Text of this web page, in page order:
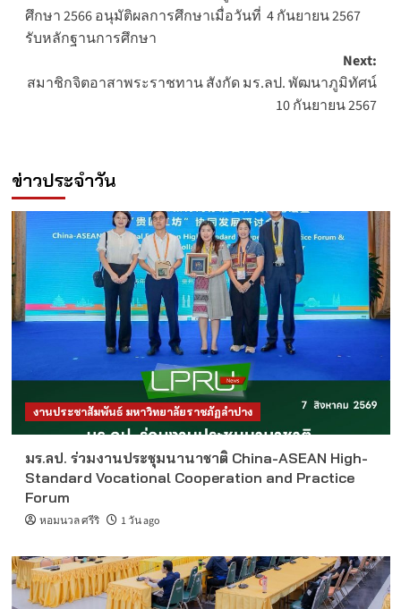
ศึกษา 2566 อนุมัติผลการศึกษาเมื่อวันที่ 4 กันยายน 2567
รับหลักฐานการศึกษา
Next:
สมาชิกจิตอาสาพระราชทาน สังกัด มร.ลป. พัฒนาภูมิทัศน์
10 กันยายน 2567
ข่าวประจำวัน
งานประชาสัมพันธ์ มหาวิทยาลัยราชภัฏลำปาง
มร.ลป. ร่วมงานประชุมนานาชาติ China-ASEAN High-
Standard Vocational Cooperation and Practice
Forum
หอมนวล ศรีริ 1 วัน ago